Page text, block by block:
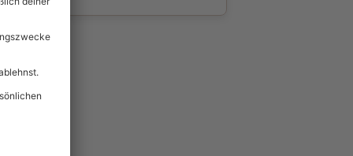
für alle Erlebnisse
& verlängerbar.
°P